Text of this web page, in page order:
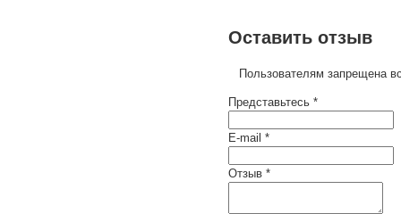
Оставить отзыв
Пользователям запрещена
Представьтесь *
E-mail *
Отзыв *